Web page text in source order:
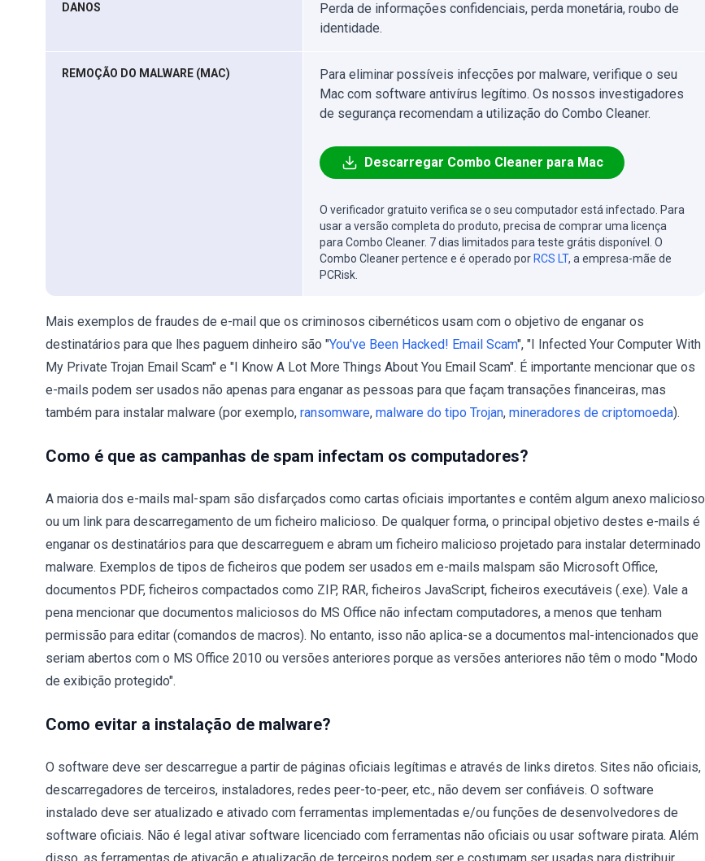
DANOS
Perda de informações confidenciais, perda monetária, roubo de
identidade.
REMOÇÃO DO MALWARE (MAC)
Para eliminar possíveis infecções por malware, verifique o seu
Mac com software antivírus legítimo. Os nossos investigadores
de segurança recomendam a utilização do Combo Cleaner.
Descarregar Combo Cleaner para Mac
O verificador gratuito verifica se o seu computador está infectado. Para
usar a versão completa do produto, precisa de comprar uma licença
para Combo Cleaner. 7 dias limitados para teste grátis disponível. O
Combo Cleaner pertence e é operado por RCS LT, a empresa-mãe de
PCRisk.
Mais exemplos de fraudes de e-mail que os criminosos cibernéticos usam com o objetivo de enganar os
destinatários para que lhes paguem dinheiro são "You've Been Hacked! Email Scam", "I Infected Your Computer With
My Private Trojan Email Scam" e "I Know A Lot More Things About You Email Scam". É importante mencionar que os
e-mails podem ser usados ​​não apenas para enganar as pessoas para que façam transações financeiras, mas
também para instalar malware (por exemplo, ransomware, malware do tipo Trojan, mineradores de criptomoeda).
Como é que as campanhas de spam infectam os computadores?
A maioria dos e-mails mal-spam são disfarçados como cartas oficiais importantes e contêm algum anexo malicioso
ou um link para descarregamento de um ficheiro malicioso. De qualquer forma, o principal objetivo destes e-mails é
enganar os destinatários para que descarreguem e abram um ficheiro malicioso projetado para instalar determinado
malware. Exemplos de tipos de ficheiros que podem ser usados ​​em e-mails malspam são Microsoft Office,
documentos PDF, ficheiros compactados como ZIP, RAR, ficheiros JavaScript, ficheiros executáveis ​​(.exe). Vale a
pena mencionar que documentos maliciosos do MS Office não infectam computadores, a menos que tenham
permissão para editar (comandos de macros). No entanto, isso não aplica-se a documentos mal-intencionados que
seriam abertos com o MS Office 2010 ou versões anteriores porque as versões anteriores não têm o modo "Modo
de exibição protegido".
Como evitar a instalação de malware?
O software deve ser descarregue a partir de páginas oficiais legítimas e através de links diretos. Sites não oficiais,
descarregadores de terceiros, instaladores, redes peer-to-peer, etc., não devem ser confiáveis. O software
instalado deve ser atualizado e ativado com ferramentas implementadas e/ou funções de desenvolvedores de
software oficiais. Não é legal ativar software licenciado com ferramentas não oficiais ou usar software pirata. Além